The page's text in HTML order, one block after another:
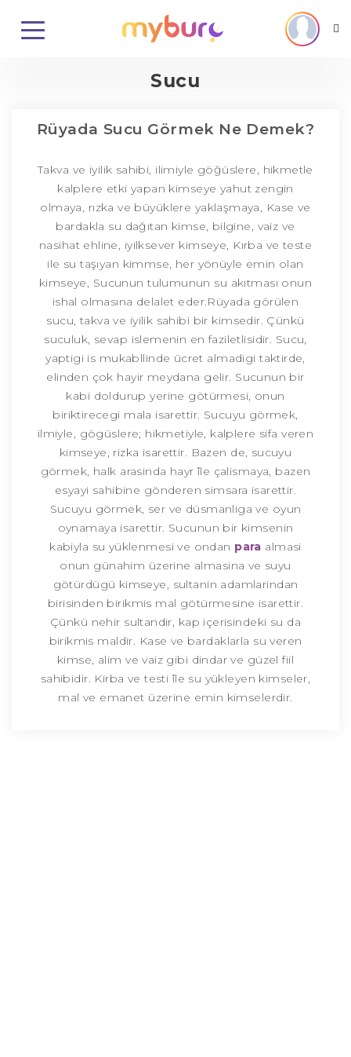
Sucu
Rüyada Sucu Görmek Ne Demek?
Takva ve iyilik sahibi, ilimiyle göğüslere, hikmetle
kalplere etki yapan kimseye yahut zengin
olmaya, rızka ve büyüklere yaklaşmaya, Kase ve
bardakla su dağıtan kimse, bilgine, vaiz ve
nasihat ehline, iyilksever kimseye, Kırba ve teste
ile su taşıyan kimmse, her yönüyle emin olan
kimseye, Sucunun tulumunun su akıtması onun
ishal olmasına delalet eder.Rüyada görülen
sucu, takva ve iyilik sahibi bir kimsedir. Çünkü
suculuk, sevap islemenin en faziletlisidir. Sucu,
yaptigi is mukabllinde ücret almadigi taktirde,
elinden çok hayir meydana gelir. Sucunun bir
kabi doldurup yerine götürmesi, onun
biriktirecegi mala isarettir. Sucuyu görmek,
ilmiyle, gögüslere; hikmetiyle, kalplere sifa veren
kimseye, rizka isarettir. Bazen de, sucuyu
görmek, halk arasinda hayr île çalismaya, bazen
esyayi sahibine gönderen simsara isarettir.
Sucuyu görmek, ser ve düsmanliga ve oyun
oynamaya isarettir. Sucunun bir kimsenin
kabiyla su yüklenmesi ve ondan para almasi
onun günahim üzerine almasina ve suyu
götürdügü kimseye, sultanin adamlarindan
birisinden birikmis mal götürmesine isarettir.
Çünkü nehir sultandir, kap içerisindeki su da
birikmis maldir. Kase ve bardaklarla su veren
kimse, alim ve vaiz gibi dindar ve güzel fiil
sahibidir. Kirba ve testi île su yükleyen kimseler,
mal ve emanet üzerine emin kimselerdir.